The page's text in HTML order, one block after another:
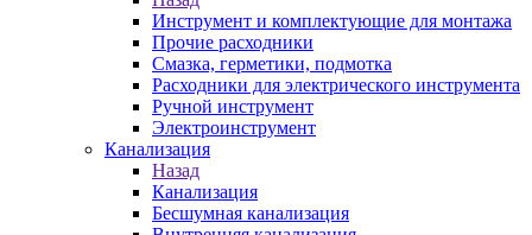
Инструмент и комплектующие для монтажа
Прочие расходники
Смазка, герметики, подмотка
Расходники для электрического инструмента
Ручной инструмент
Электроинструмент
Канализация
Назад
Канализация
Бесшумная канализация